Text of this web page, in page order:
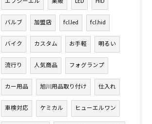
バルブ 加盟店 fcl.led fcl.hid
バイク カスタム お手軽 明るい
流行り 人気商品 フォグランプ
カー用品 旭川用品取り付け 仕入れ
車検対応 ケミカル ヒューエルワン